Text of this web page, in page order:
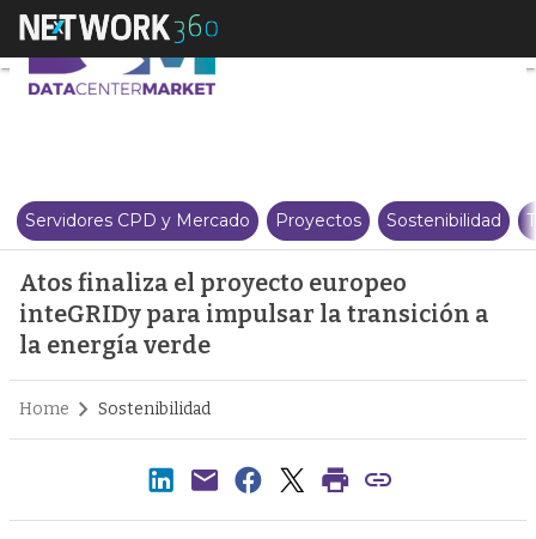
Atos finaliza el proyecto
Servidores CPD y Mercado Proyectos Sostenibilidad
Atos finaliza el proyecto europeo
inteGRIDy para impulsar la transición a
la energía verde
Home Sostenibilidad